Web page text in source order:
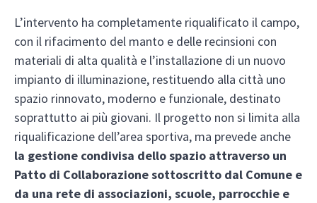
L’intervento ha completamente riqualificato il campo,
con il rifacimento del manto e delle recinsioni con
materiali di alta qualità e l’installazione di un nuovo
impianto di illuminazione, restituendo alla città uno
spazio rinnovato, moderno e funzionale, destinato
soprattutto ai più giovani. Il progetto non si limita alla
riqualificazione dell’area sportiva, ma prevede anche
la gestione condivisa dello spazio attraverso un
Patto di Collaborazione sottoscritto dal Comune e
da una rete di associazioni, scuole, parrocchie e